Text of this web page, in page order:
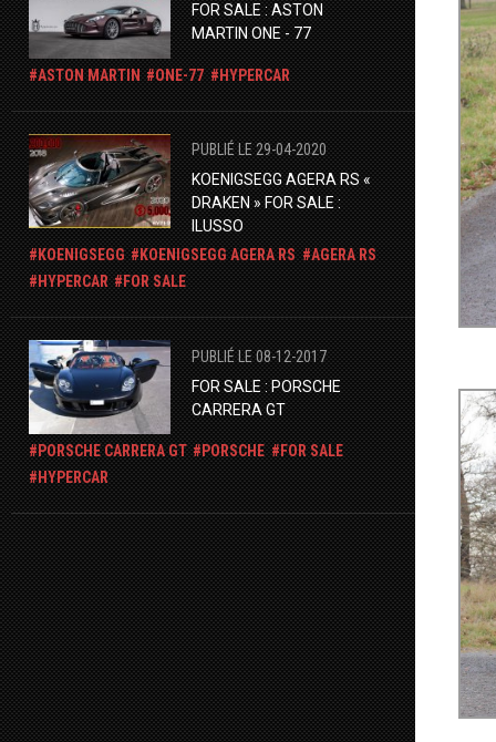
FOR SALE : ASTON
MARTIN ONE - 77
ASTON MARTIN ONE-77 HYPERCAR
PUBLIÉ LE 29-04-2020
KOENIGSEGG AGERA RS «
DRAKEN » FOR SALE :
ILUSSO
KOENIGSEGG
KOENIGSEGG AGERA RS
AGERA RS
HYPERCAR
FOR SALE
PUBLIÉ LE 08-12-2017
FOR SALE : PORSCHE
CARRERA GT
PORSCHE CARRERA GT PORSCHE
FOR SALE
HYPERCAR